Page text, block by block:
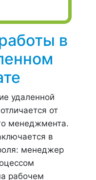
в
удаленной
от
менеджмента.
в
менеджер
рабочем